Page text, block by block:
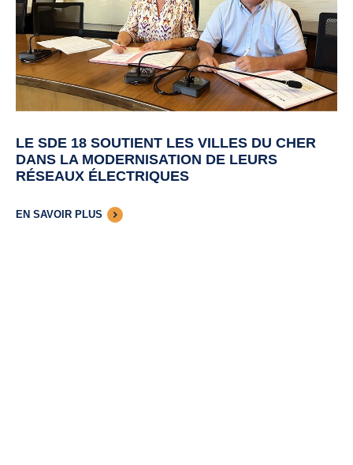
LE SDE 18 SOUTIENT LES VILLES DU CHER
DANS LA MODERNISATION DE LEURS
RÉSEAUX ÉLECTRIQUES
EN SAVOIR PLUS